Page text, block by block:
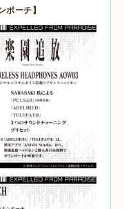
ポーチ】